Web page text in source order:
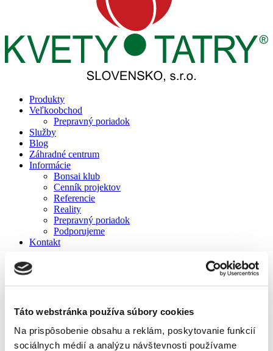
Táto webstránka používa súbory cookies
Na prispôsobenie obsahu a reklám, poskytovanie funkcií
sociálnych médií a analýzu návštevnosti používame
Produkty
Veľkoobchod
Prepravný poriadok
Služby
Blog
Záhradné centrum
Informácie
Bonsai klub
Cenník projektov
Referencie
Reality
Prepravný poriadok
Podporujeme
Kontakt
Detail produktu
Ručné záhradné náradie
Násady
Fiskars Násada teleskopická QuikFit